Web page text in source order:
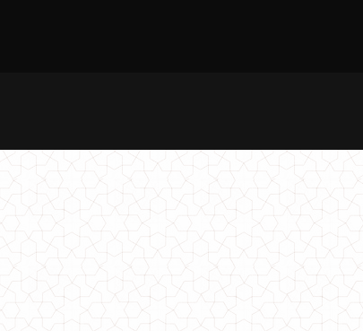
Красива кофта жіноча
700.00грн.